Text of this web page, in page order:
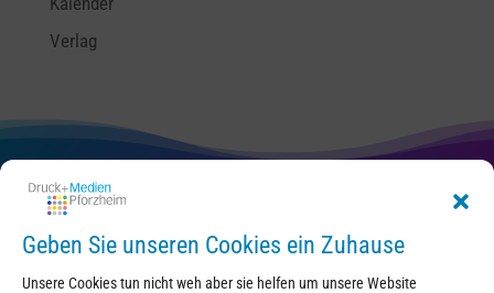
Geben Sie unseren Cookies ein Zuhause
Unsere Cookies tun nicht weh aber sie helfen um unsere Website
Verlag
Kontakt